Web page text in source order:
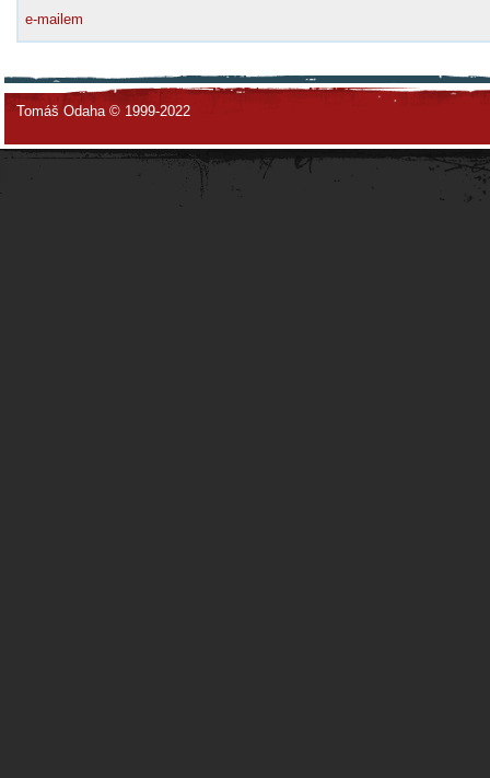
e-mailem
Tomáš Odaha © 1999-2022